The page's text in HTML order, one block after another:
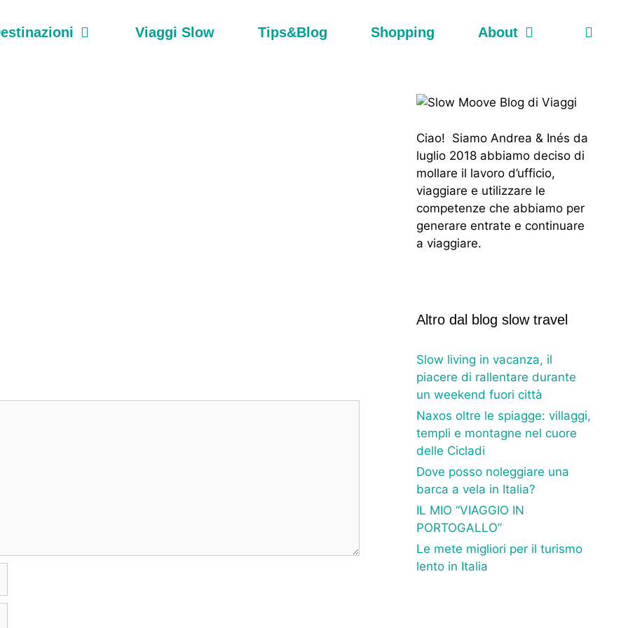
Viaggi Slow Tips&Blog Shopping About
Ciao! Siamo Andrea & Inés da
luglio 2018 abbiamo deciso di
mollare il lavoro d’ufficio,
viaggiare e utilizzare le
competenze che abbiamo per
generare entrate e continuare
a viaggiare.
Altro dal blog slow travel
Slow living in vacanza, il
piacere di rallentare durante
un weekend fuori città
Naxos oltre le spiagge: villaggi,
templi e montagne nel cuore
delle Cicladi
Dove posso noleggiare una
barca a vela in Italia?
IL MIO “VIAGGIO IN
PORTOGALLO”
Le mete migliori per il turismo
lento in Italia